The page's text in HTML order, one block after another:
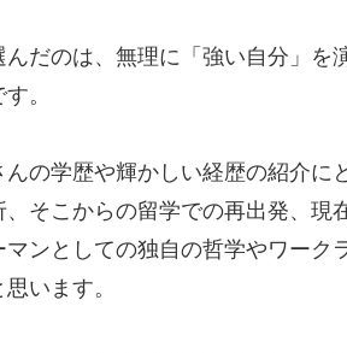
だのは、無理に「強い自分」を
。
の学歴や輝かしい経歴の紹介に
そこからの留学での再出発、現
ンとしての独自の哲学やワーク
います。